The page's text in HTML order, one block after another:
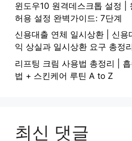
윈도우10 원격데스크톱 설정 |
허용 설정 완벽가이드: 7단계
신용대출 연체 일시상환 | 신용
익 상실과 일시상환 요구 총정
리프팅 크림 사용법 총정리 |
법 + 스킨케어 루틴 A to Z
최신 댓글